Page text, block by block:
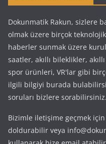
Dokunmatik Rakun, sizlere
olmak üzere birçok
haberler sunmak üzere
saatler, akıllı bileklikler,
spor ürünleri, VR'lar gibi
ilgili bilgiyi burada
soruları bizlere sorabilirsiniz.
Bizimle iletişime geçmek için
doldurabilir veya